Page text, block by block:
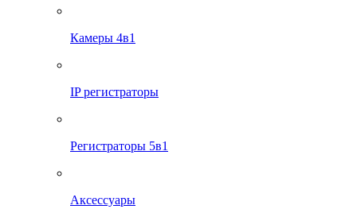
Камеры 4в1
IP регистраторы
Регистраторы 5в1
Аксессуары